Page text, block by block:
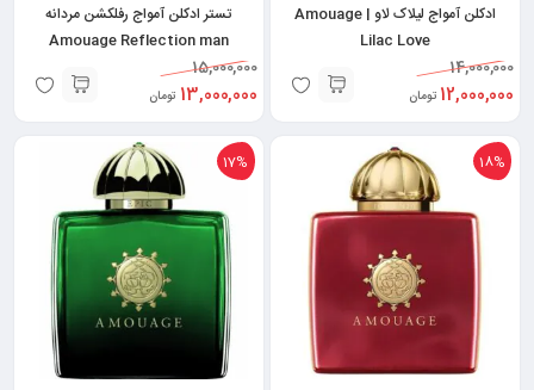
ادکلن آمواج لیلاک لاو | Amouage
Lilac Love
14,000,000
12,000,000 تومان
تستر ادکلن آمواج رفلکشن مردانه
Amouage Reflection man
15,000,000
13,000,000 تومان
18%
17%